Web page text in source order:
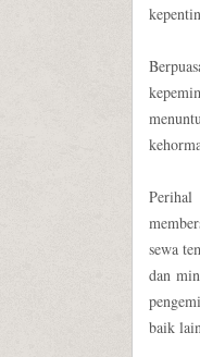
sewa
dan
baik